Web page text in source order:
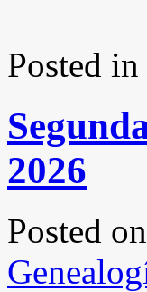
Posted in
2026
Posted on